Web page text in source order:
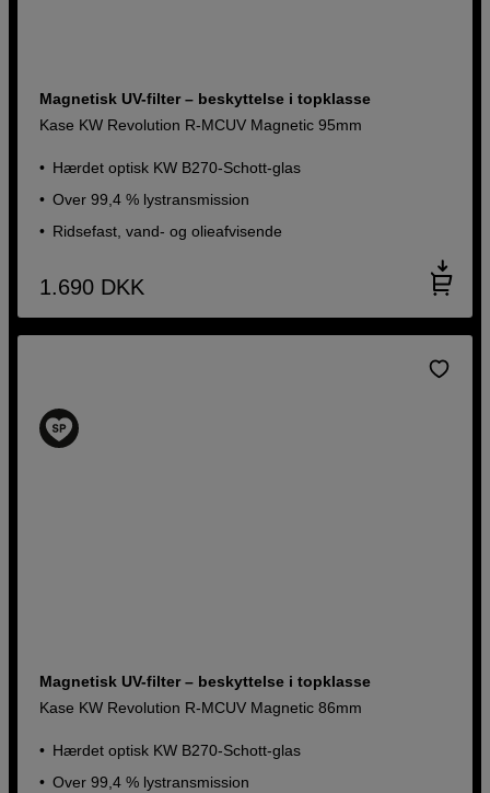
Magnetisk UV-filter – beskyttelse i topklasse
Kase KW Revolution R-MCUV Magnetic 95mm
Hærdet optisk KW B270-Schott-glas
Over 99,4 % lystransmission
Ridsefast, vand- og olieafvisende
1.690 DKK
Magnetisk UV-filter – beskyttelse i topklasse
Kase KW Revolution R-MCUV Magnetic 86mm
Hærdet optisk KW B270-Schott-glas
Over 99,4 % lystransmission